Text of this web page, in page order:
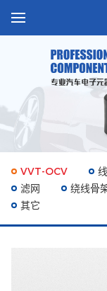
VVT-OCV
滤网
绕线骨
其它